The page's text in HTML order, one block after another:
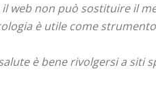
web non può sostituire il
è utile come
è bene rivolgersi a siti